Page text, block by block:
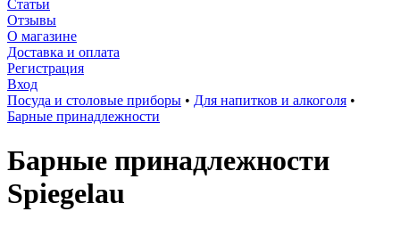
Статьи
Отзывы
О магазине
Доставка и оплата
Регистрация
Вход
Посуда и столовые приборы • Для напитков и алкоголя •
Барные принадлежности
Барные принадлежности
Spiegelau